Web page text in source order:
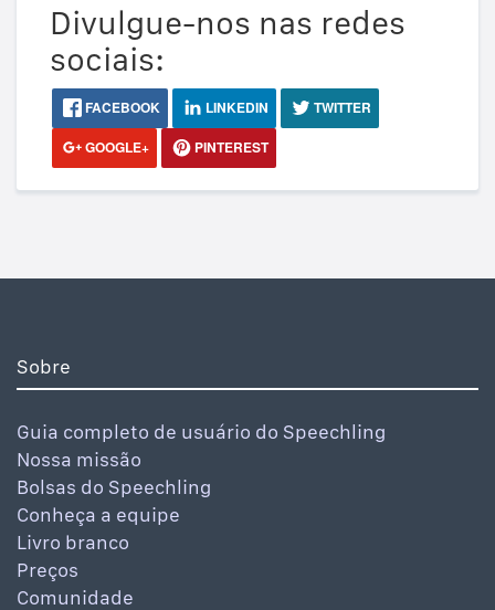
Divulgue-nos nas redes
sociais:
FACEBOOK LINKEDIN
TWITTER
GOOGLE+
PINTEREST
Sobre
Guia completo de usuário do Speechling
Nossa missão
Bolsas do Speechling
Conheça a equipe
Livro branco
Preços
Comunidade